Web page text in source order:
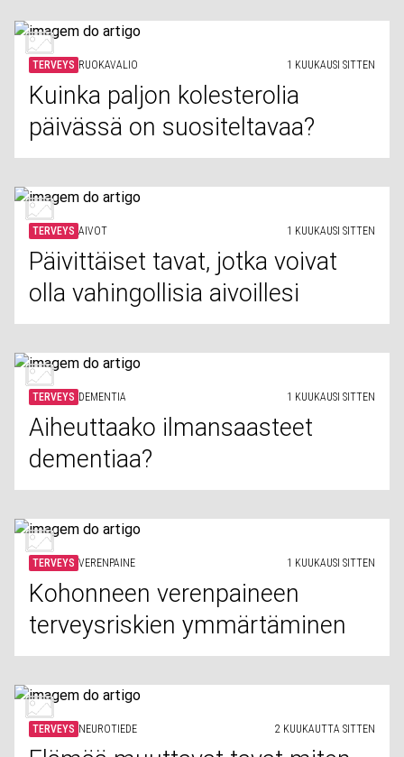
TERVEYS RUOKAVALIO 1 KUUKAUSI SITTEN
Kuinka paljon kolesterolia
päivässä on suositeltavaa?
TERVEYS AIVOT 1 KUUKAUSI SITTEN
Päivittäiset tavat, jotka voivat
olla vahingollisia aivoillesi
TERVEYS DEMENTIA 1 KUUKAUSI SITTEN
Aiheuttaako ilmansaasteet
dementiaa?
TERVEYS VERENPAINE 1 KUUKAUSI SITTEN
Kohonneen verenpaineen
terveysriskien ymmärtäminen
TERVEYS NEUROTIEDE 2 KUUKAUTTA SITTEN